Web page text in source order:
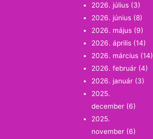
2026. július (3)
2026. június (8)
2026. május (9)
2026. április (14)
2026. március (14)
2026. február (4)
2026. január (3)
2025.
december (6)
2025.
november (6)